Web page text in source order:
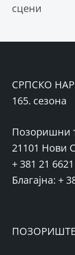
сцени
СРПСКО
165. сезона
Позоришни
21101 Нови
+ 381 21
Благајна: +
ПОЗОРИШТЕ